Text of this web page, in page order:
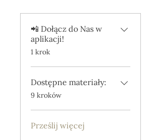
📲 Dołącz do Nas w
aplikacji!
.1 krok
Dostępne materiały:
.9 kroków
Prześlij więcej